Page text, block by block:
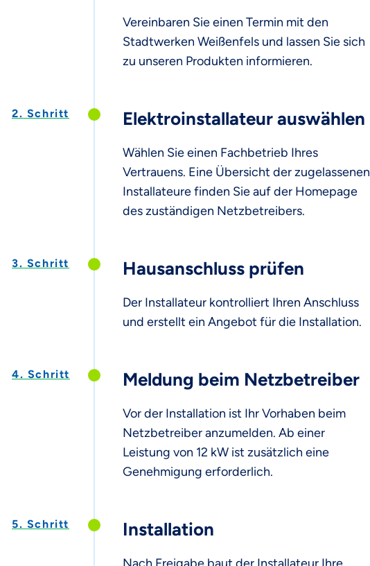
Vereinbaren Sie einen Termin mit den
Stadtwerken Weißenfels und lassen Sie sich
zu unseren Produkten informieren.
Elektroinstallateur auswählen
2. Schritt
Wählen Sie einen Fachbetrieb Ihres
Vertrauens. Eine Übersicht der zugelassenen
Installateure finden Sie auf der Homepage
des zuständigen Netzbetreibers.
Hausanschluss prüfen
3. Schritt
Der Installateur kontrolliert Ihren Anschluss
und erstellt ein Angebot für die Installation.
Meldung beim Netzbetreiber
4. Schritt
Vor der Installation ist Ihr Vorhaben beim
Netzbetreiber anzumelden. Ab einer
Leistung von 12 kW ist zusätzlich eine
Genehmigung erforderlich.
Installation
5. Schritt